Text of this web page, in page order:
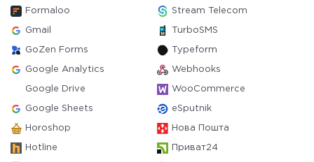
Formaloo Stream Telecom
Gmail TurboSMS
GoZen Forms Typeform
Google Analytics Webhooks
Google Drive WooCommerce
Google Sheets eSputnik
Horoshop Нова Пошта
Hotline Приват24